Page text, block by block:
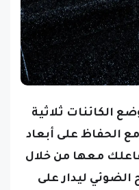
الكائنات ثلاثية
مع الحفاظ على أبعاد
معها من خلال
ليدار على